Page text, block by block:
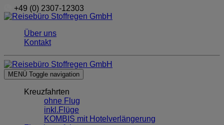
+49 (0) 2307-12303
Über uns
Kontakt
MENÜ Toggle navigation
Kreuzfahrten
ohne Flug
inkl.Flüge
KOMBIS mit Hotelverlängerung